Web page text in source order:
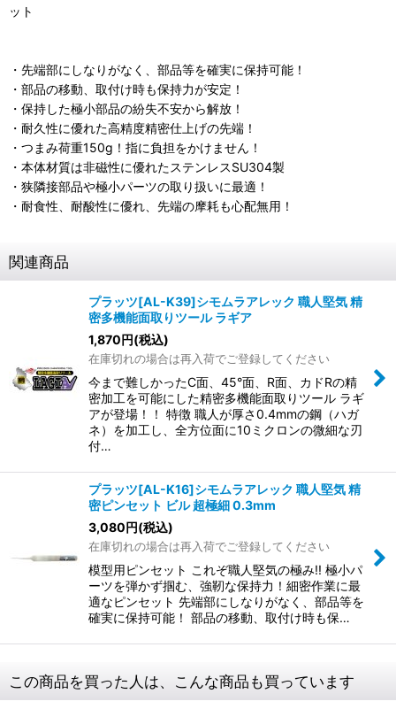
ット
・先端部にしなりがなく、部品等を確実に保持可能！
・部品の移動、取付け時も保持力が安定！
・保持した極小部品の紛失不安から解放！
・耐久性に優れた高精度精密仕上げの先端！
・つまみ荷重150g！指に負担をかけません！
・本体材質は非磁性に優れたステンレスSU304製
・狭隣接部品や極小パーツの取り扱いに最適！
・耐食性、耐酸性に優れ、先端の摩耗も心配無用！
関連商品
プラッツ[AL-K39]シモムラアレック 職人堅気 精
密多機能面取りツール ラギア
1,870円(税込)
在庫切れの場合は再入荷でご登録してください
今まで難しかったC面、45°面、R面、カドRの精
密加工を可能にした精密多機能面取りツール ラギ
アが登場！！ 特徴 職人が厚さ0.4mmの鋼（ハガ
ネ）を加工し、全方位面に10ミクロンの微細な刃
付…
プラッツ[AL-K16]シモムラアレック 職人堅気 精
密ピンセット ビル 超極細 0.3mm
3,080円(税込)
在庫切れの場合は再入荷でご登録してください
模型用ピンセット これぞ職人堅気の極み!! 極小パ
ーツを弾かず掴む、強靭な保持力！細密作業に最
適なピンセット 先端部にしなりがなく、部品等を
確実に保持可能！ 部品の移動、取付け時も保…
この商品を買った人は、こんな商品も買っています